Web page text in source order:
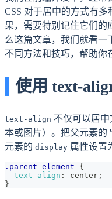
CSS 对于居中的方式有
果，需要特别记住它们的
么这篇文章，我们就看一
不同方法和技巧，帮助你
使用 text-
text-align 不仅可以居
本或图片）。把父元素的
元素的 display 属性设置
.parent-element
{
text-align : center ;
}